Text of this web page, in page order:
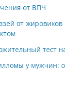
от ВПЧ
от жировиков
тест
у мужчин: